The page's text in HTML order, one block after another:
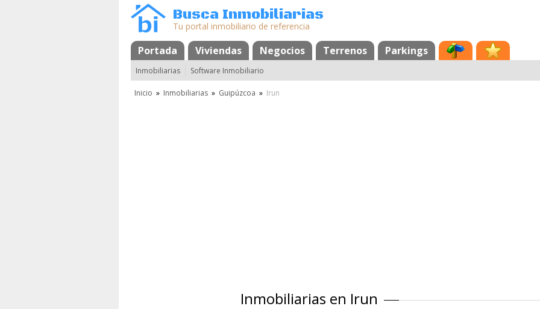
Busca Inmobiliarias
Tu portal inmobiliario de referencia
Portada Viviendas Negocios Terrenos Parkings
MapaFavoritos
Inmobiliarias Software Inmobiliario
Inicio » Inmobiliarias » Guipúzcoa » Irun
Inmobiliarias en Irun